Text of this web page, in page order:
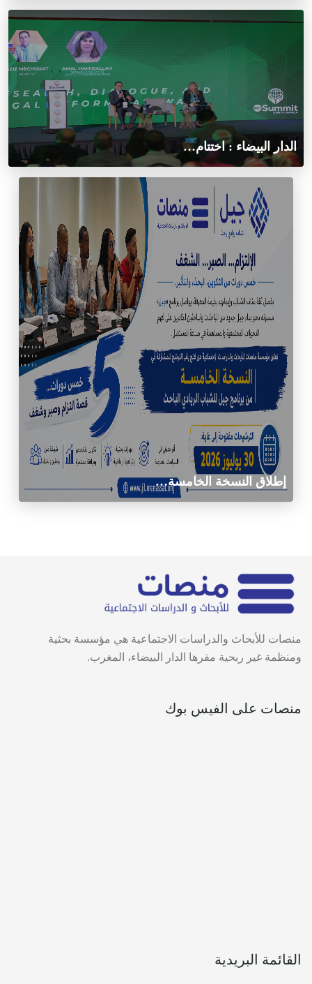
الدار البيضاء : اختتام…
إطلاق النسخة الخامسة…
منصات للأبحاث والدراسات الاجتماعية هي مؤسسة بحثية
ومنظمة غير ربحية مقرها الدار البيضاء، المغرب.
منصات على الفيس بوك
القائمة البريدية